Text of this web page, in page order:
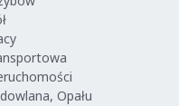
Opału